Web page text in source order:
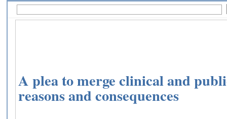
A plea to merge clinical and
reasons and consequences